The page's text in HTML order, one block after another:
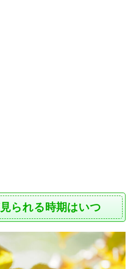
られる時期はいつ